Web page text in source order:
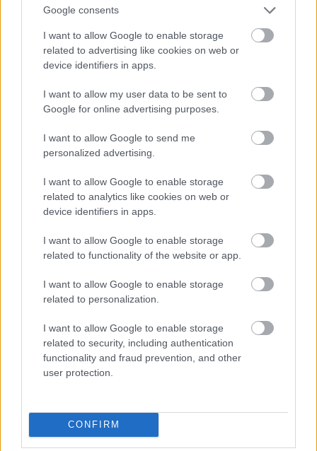
Google consents
I want to allow Google to enable storage
related to advertising like cookies on web or
device identifiers in apps.
I want to allow my user data to be sent to
Google for online advertising purposes.
I want to allow Google to send me
personalized advertising.
I want to allow Google to enable storage
related to analytics like cookies on web or
device identifiers in apps.
I want to allow Google to enable storage
related to functionality of the website or app.
I want to allow Google to enable storage
related to personalization.
I want to allow Google to enable storage
related to security, including authentication
functionality and fraud prevention, and other
user protection.
CONFIRM
Patinszki Misa a Bottega Veneta divatbemutatóján
Fotó: Victor Virgile / Europress / Getty
Jön még kép!